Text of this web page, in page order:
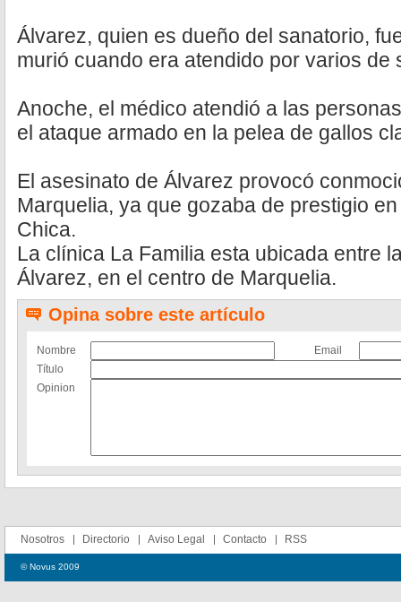
Álvarez, quien es dueño del sanatorio,
murió cuando era atendido por varios de
Anoche, el médico atendió a las
el ataque armado en la pelea de gallos
El asesinato de Álvarez provocó
Marquelia, ya que gozaba de prestigio
Chica.
La clínica La Familia esta ubicada entre
Álvarez, en el centro de Marquelia.
Opina sobre este artículo
Nombre
Email
Título
Opinion
Nosotros Directorio Aviso Legal Contacto RSS
© Novus 2009